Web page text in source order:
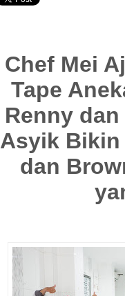
Chef Mei
Tape
Renny
Asyik
dan